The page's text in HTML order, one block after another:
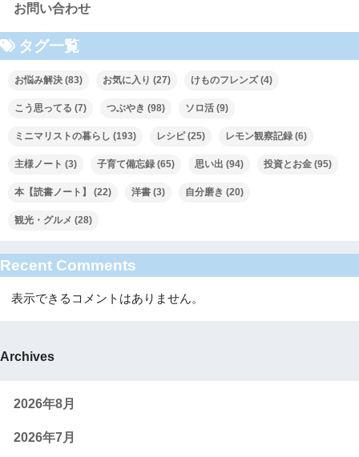
お問い合わせ
タグ一覧
お悩み解決 (83) お気に入り (27) けものフレンズ(4)
こう思ってる (7) つぶやき (98) ソロ活 (9)
ミニマリストの暮らし (193) レシピ(25) レモン観察記録 (6)
主様ノート (3) 子育て備忘録 (65) 思い出 (94) 投資とお金 (95)
本【読書ノート】 (22) 洋書 (3) 自分磨き (20)
観光・グルメ (28)
Recent Comments
表示できるコメントはありません。
Archives
2026年8月
2026年7月